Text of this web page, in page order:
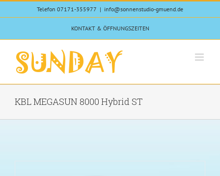
Telefon 07171-355977 | info@sonnenstudio-gmuend.de
KONTAKT & ÖFFNUNGSZEITEN
KBL MEGASUN 8000 Hybrid ST